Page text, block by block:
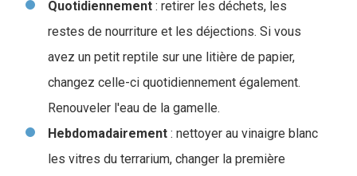
Quotidiennement : retirer les déchets, les
restes de nourriture et les déjections. Si vous
avez un petit reptile sur une litière de papier,
changez celle-ci quotidiennement également.
Renouveler l'eau de la gamelle.
Hebdomadairement : nettoyer au vinaigre blanc
les vitres du terrarium, changer la première